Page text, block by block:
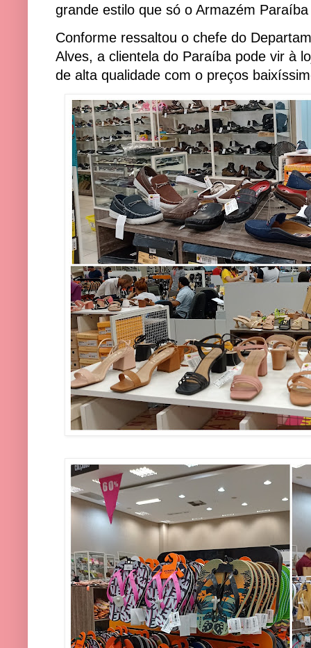
grande estilo que só o Armazém
Conforme ressaltou o chefe do
Alves, a clientela do Paraíba pode vir à
de alta qualidade com o preços